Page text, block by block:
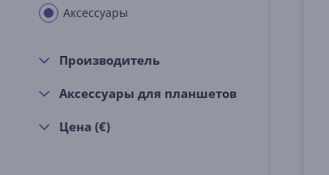
Аксессуары
Производитель
Аксессуары для планшетов
Цена (€)